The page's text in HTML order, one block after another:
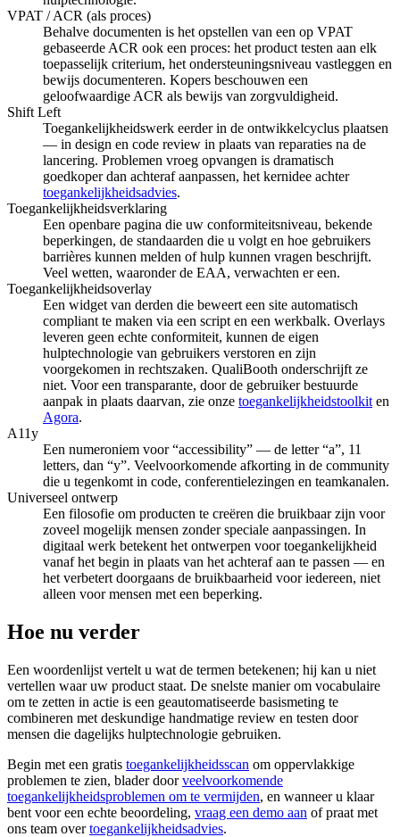
VPAT / ACR (als proces)
Behalve documenten is het opstellen van een op VPAT
gebaseerde ACR ook een proces: het product testen aan elk
toepasselijk criterium, het ondersteuningsniveau vastleggen en
bewijs documenteren. Kopers beschouwen een
geloofwaardige ACR als bewijs van zorgvuldigheid.
Shift Left
Toegankelijkheidswerk eerder in de ontwikkelcyclus plaatsen
— in design en code review in plaats van reparaties na de
lancering. Problemen vroeg opvangen is dramatisch
goedkoper dan achteraf aanpassen, het kernidee achter
toegankelijkheidsadvies.
Toegankelijkheidsverklaring
Een openbare pagina die uw conformiteitsniveau, bekende
beperkingen, de standaarden die u volgt en hoe gebruikers
barrières kunnen melden of hulp kunnen vragen beschrijft.
Veel wetten, waaronder de EAA, verwachten er een.
Toegankelijkheidsoverlay
Een widget van derden die beweert een site automatisch
compliant te maken via een script en een werkbalk. Overlays
leveren geen echte conformiteit, kunnen de eigen
hulptechnologie van gebruikers verstoren en zijn
voorgekomen in rechtszaken. QualiBooth onderschrijft ze
niet. Voor een transparante, door de gebruiker bestuurde
aanpak in plaats daarvan, zie onze toegankelijkheidstoolkit en
Agora.
A11y
Een numeroniem voor “accessibility” — de letter “a”, 11
letters, dan “y”. Veelvoorkomende afkorting in de community
die u tegenkomt in code, conferentielezingen en teamkanalen.
Universeel ontwerp
Een filosofie om producten te creëren die bruikbaar zijn voor
zoveel mogelijk mensen zonder speciale aanpassingen. In
digitaal werk betekent het ontwerpen voor toegankelijkheid
vanaf het begin in plaats van het achteraf aan te passen — en
het verbetert doorgaans de bruikbaarheid voor iedereen, niet
alleen voor mensen met een beperking.
Hoe nu verder
Een woordenlijst vertelt u wat de termen betekenen; hij kan u niet
vertellen waar uw product staat. De snelste manier om vocabulaire
om te zetten in actie is een geautomatiseerde basismeting te
combineren met deskundige handmatige review en testen door
mensen die dagelijks hulptechnologie gebruiken.
Begin met een gratis toegankelijkheidsscan om oppervlakkige
problemen te zien, blader doorveelvoorkomende
toegankelijkheidsproblemen om te vermijden, en wanneer u klaar
bent voor een echte beoordeling, vraag een demo aan of praat met
ons team overtoegankelijkheidsadvies.